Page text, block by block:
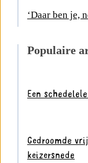
‘Daar ben je,
Populaire
Een
Gedroomde
keizersnede